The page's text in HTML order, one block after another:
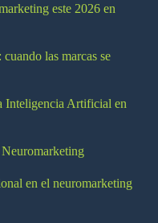
este 2026 en
las marcas se
Inteligencia Artificial en
en el neuromarketing